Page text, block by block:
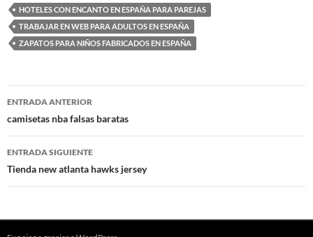
HOTELES CON ENCANTO EN ESPAÑA PARA PAREJAS
TRABAJAR EN WEB PARA ADULTOS EN ESPAÑA
ZAPATOS PARA NIÑOS FABRICADOS EN ESPAÑA
Navegación
de
entradas
ENTRADA ANTERIOR
camisetas nba falsas baratas
ENTRADA SIGUIENTE
Tienda new atlanta hawks jersey